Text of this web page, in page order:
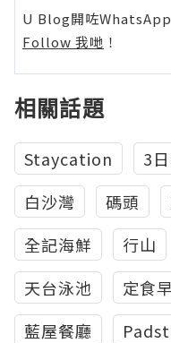
U Blog開咗WhatsApp
Follow 我哋 ！
相關話題
Staycation 3
白沙灣
碼頭
全記海鮮
行山
天台泳池
定食
藍屋餐廳